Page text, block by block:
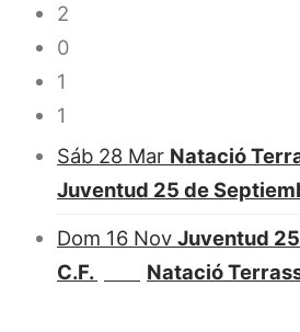
2
0
1
1
Sáb 28 Mar Natació
Juventud 25 de
Dom 16 Nov Juventud
C.F.
Natació